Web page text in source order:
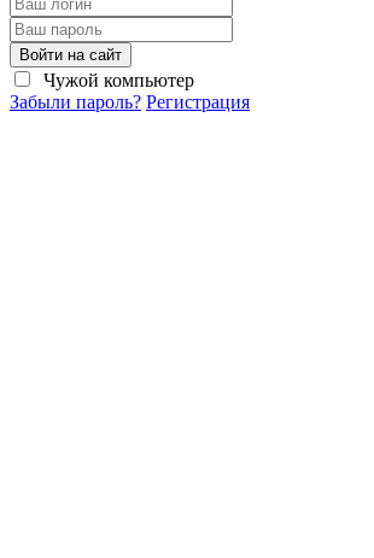
Войти на сайт
Чужой компьютер
Забыли пароль? Регистрация